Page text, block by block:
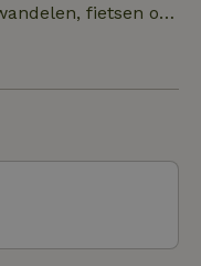
fietsen of
Goeree-
en uitgestrekte
langs
en sta oog-
in een